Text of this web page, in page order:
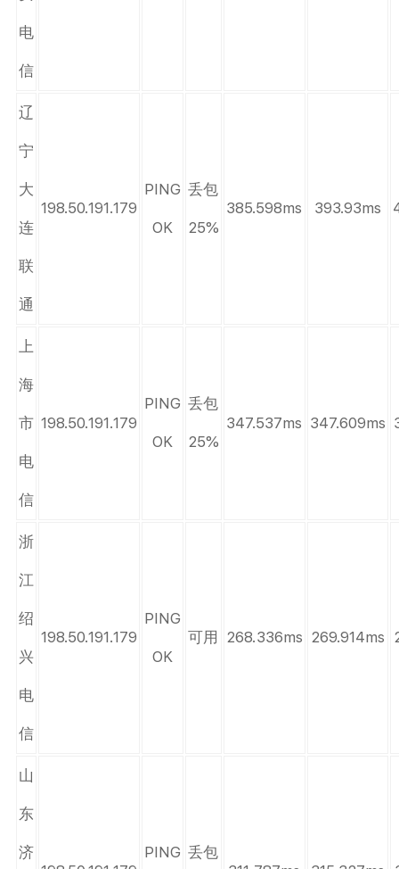
电
信
辽
宁
大
连
联
通
198.50.191.179
PING
OK
丢包
25%
385.598ms 393.93ms
上
海
市
电
信
198.50.191.179
PING
OK
丢包
25%
347.537ms 347.609ms
浙
江
绍
兴
电
信
198.50.191.179
PING
OK
可用 268.336ms 269.914ms
山
东
济
PING 丢包